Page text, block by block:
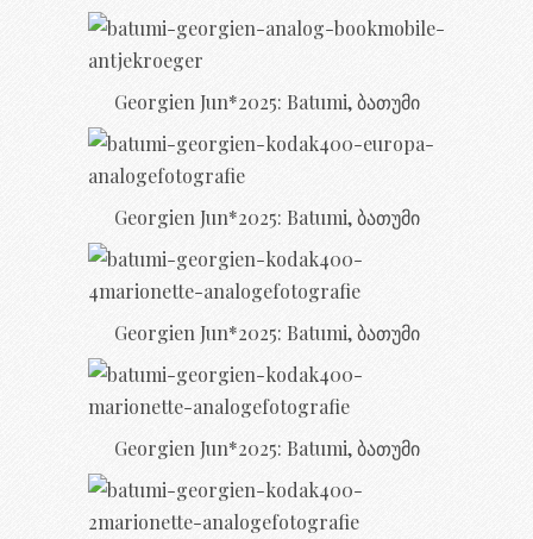
Georgien Jun*2025: Batumi, ბათუმი
Georgien Jun*2025: Batumi, ბათუმი
Georgien Jun*2025: Batumi, ბათუმი
Georgien Jun*2025: Batumi, ბათუმი